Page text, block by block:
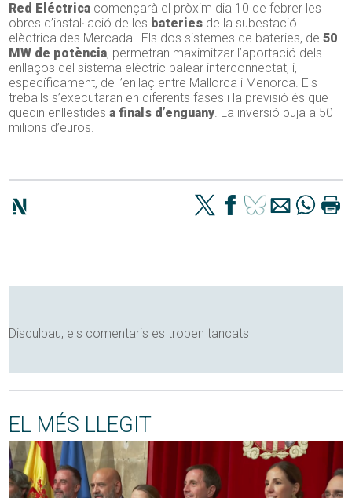
Red Eléctrica començarà el pròxim dia 10 de febrer les
obres d’instal·lació de les bateries de la subestació
elèctrica des Mercadal. Els dos sistemes de bateries, de50
MW de potència, permetran maximitzar l’aportació dels
enllaços del sistema elèctric balear interconnectat, i,
específicament, de l’enllaç entre Mallorca i Menorca. Els
treballs s’executaran en diferents fases i la previsió és que
quedin enllestides a finals d’enguany. La inversió puja a 50
milions d’euros.
Disculpau, els comentaris es troben tancats
EL MÉS LLEGIT